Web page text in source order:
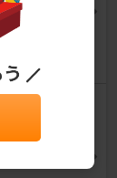
ックアブ